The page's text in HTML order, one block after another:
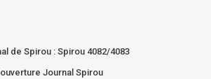
de Spirou : Spirou 4082/4083
Journal Spirou